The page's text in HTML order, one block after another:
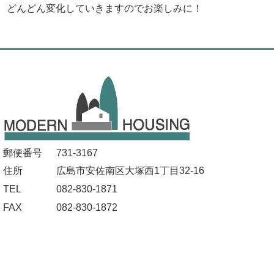
どんどん変化していきますのでお楽しみに！
郵便番号
731-3167
住所
広島市安佐南区大塚西1丁目32-16
TEL
082-830-1871
FAX
082-830-1872